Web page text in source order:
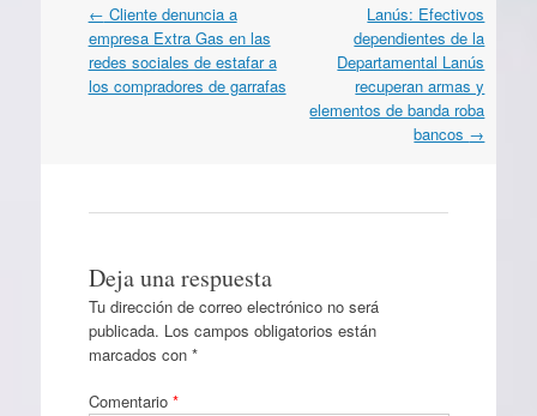
Navegación
por
artículos
← Cliente denuncia a
empresa Extra Gas en las
redes sociales de estafar a
los compradores de garrafas
Lanús: Efectivos
dependientes de la
Departamental Lanús
recuperan armas y
elementos de banda roba
bancos →
Deja una respuesta
Tu dirección de correo electrónico no será
publicada. Los campos obligatorios están
marcados con *
Comentario *